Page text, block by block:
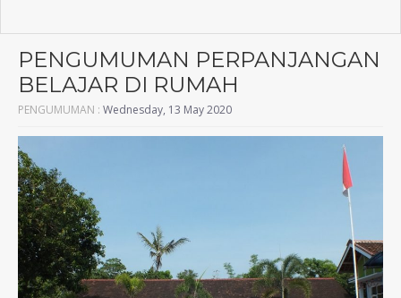
PENGUMUMAN PERPANJANGAN
BELAJAR DI RUMAH
PENGUMUMAN : Wednesday, 13 May 2020